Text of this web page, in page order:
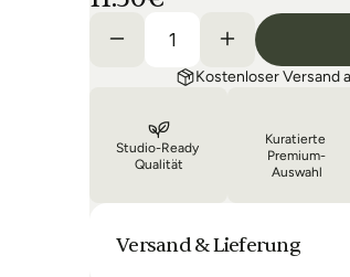
Kostenloser Versand
Studio-Ready
Qualität
Kuratierte
Premium-
Auswahl
Versand & Lieferung